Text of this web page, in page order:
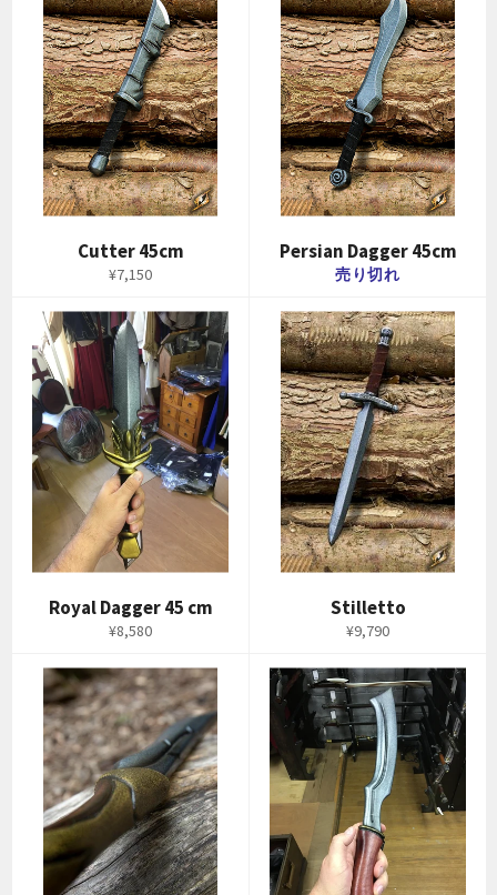
Cutter 45cm
通
価
格
¥7,150
Persian Dagger 45cm
売り切れ
Royal Dagger 45 cm
通
価
格
¥8,580
Stilletto
通
価
格
¥9,790